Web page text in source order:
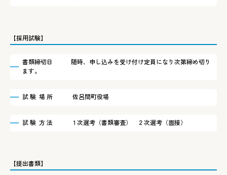
【採用試験】
書類締切日 随時、申し込みを受け付け定員になり次第締め切り
ます。
試 験 場 所 佐呂間町役場
試 験 方 法 １次選考（書類審査） ２次選考（面接）
【提出書類】